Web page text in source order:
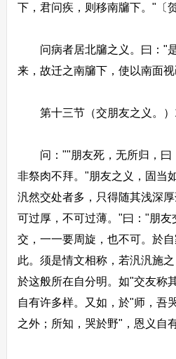
下，君问疾，则移南牖下。"〔贺
问病者居北牖之义。曰："是
来，故迁之南牖下，使以南面视
第十三节（交朋友之义。）
问：""朋友死，无所归，曰
非祭肉不拜。"朋友之义，固当
汎然交处者多，只得随其浅深
可过厚，不可过薄。"曰："朋友
交，一一要周旋，也不可。於
此。须是情文相称，若汎汎施
於这般所在自分明。如"交友称
自有许多样。又如，於"师，吾
之外；所知，哭於野"，恩义自